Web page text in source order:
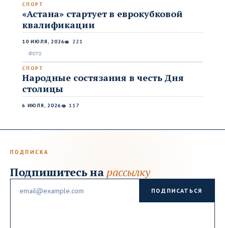
СПОРТ
«Астана» стартует в еврокубковой
квалификации
10 ИЮЛЯ, 2026👁 221
СПОРТ
Народные состязания в честь Дня
столицы
6 ИЮЛЯ, 2026👁 117
ПОДПИСКА
Подпишитесь на рассылку
ПОДПИСАТЬСЯ